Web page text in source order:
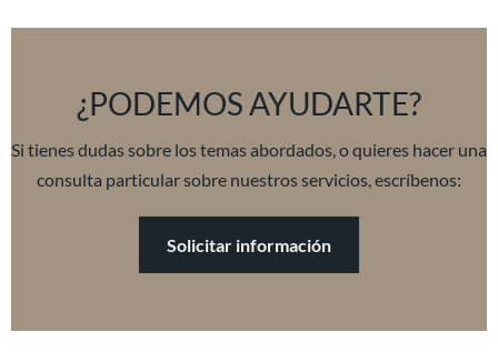
¿PODEMOS AYUDARTE?
Si tienes dudas sobre los temas abordados, o quieres hacer una
consulta particular sobre nuestros servicios, escríbenos:
Solicitar información